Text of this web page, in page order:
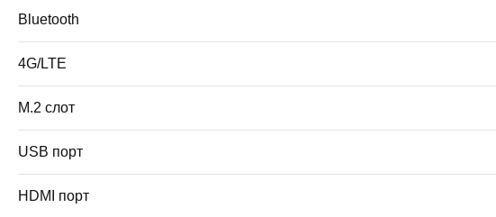
Bluetooth
4G/LTE
M.2 слот
USB порт
HDMI порт